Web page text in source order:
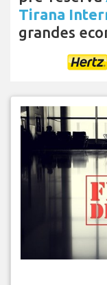
Tirana
grandes